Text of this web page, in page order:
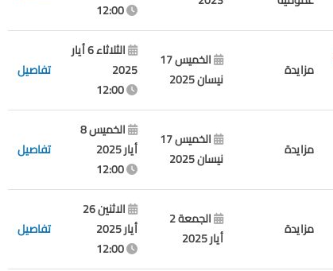
12:00
مزايدة
الخميس 17
نيسان 2025
الثلاثاء 6 أيار
2025
12:00
تفاصيل
مزايدة
الخميس 17
نيسان 2025
الخميس 8
أيار 2025
12:00
تفاصيل
مزايدة
الجمعة 2
أيار 2025
الاثنين 26
أيار 2025
12:00
تفاصيل